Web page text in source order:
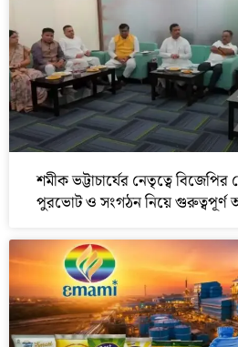
শমীক ভট্টাচার্যের নেতৃত্বে
পুরভোট ও সংগঠন নিয়ে গুরুত্বপূর্ণ